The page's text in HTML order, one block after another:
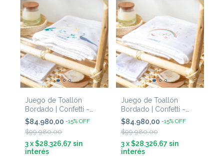
Juego de Toallón
Bordado | Confetti ~
'Dinosaurios'
$84.980,00 -15% OFF
$99.980,00
3x$28.326,67 sin
interés
Juego de Toallón
Bordado | Confetti ~
'Unicornio'
$84.980,00 -15% OFF
$99.980,00
3 x$28.326,67 sin
interés